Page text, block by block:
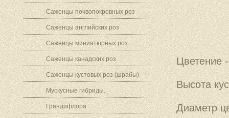
Саженцы почвопокровных роз
Саженцы английских роз
Саженцы миниатюрных роз
Саженцы канадских роз
Саженцы кустовых роз (шрабы)
Мускусные гибриды.
Грандифлора
Цветение
Высота
Диаметр